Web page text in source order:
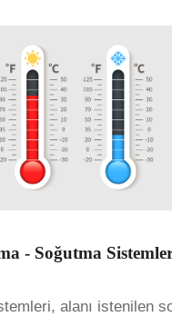
- Soğutma
alanı istenilen